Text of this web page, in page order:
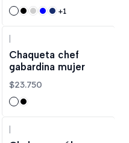
+1
Chaqueta chef
gabardina mujer
$23.750
|